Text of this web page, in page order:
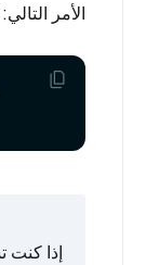
الأمر التالي: